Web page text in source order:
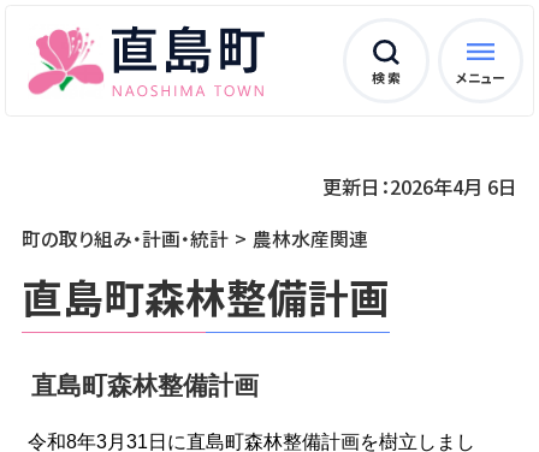
検 索 メニュー
町の取り組み・計画・統計 農林水産関連
更新日：2026年4月 6日
直島町森林整備計画
直島町森林整備計画
令和8年3月31日に直島町森林整備計画を樹立しまし